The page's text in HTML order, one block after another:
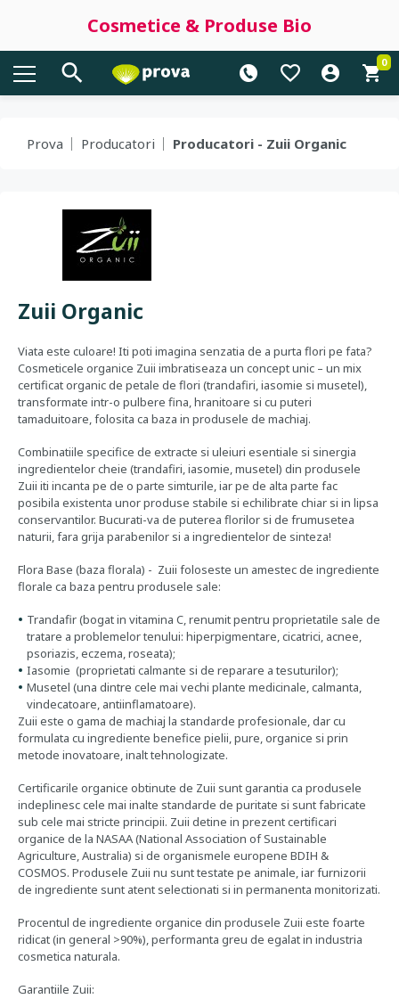
Cosmetice & Produse Bio
0
Prova Producatori Producatori - Zuii Organic
Zuii Organic
Viata este culoare! Iti poti imagina senzatia de a purta flori pe fata?
Cosmeticele organice Zuii imbratiseaza un concept unic – un mix
certificat organic de petale de flori (trandafiri, iasomie si musetel),
transformate intr-o pulbere fina, hranitoare si cu puteri
tamaduitoare, folosita ca baza in produsele de machiaj.
Combinatiile specifice de extracte si uleiuri esentiale si sinergia
ingredientelor cheie (trandafiri, iasomie, musetel) din produsele
Zuii iti incanta pe de o parte simturile, iar pe de alta parte fac
posibila existenta unor produse stabile si echilibrate chiar si in lipsa
conservantilor. Bucurati-va de puterea florilor si de frumusetea
naturii, fara grija parabenilor si a ingredientelor de sinteza!
Flora Base (baza florala) - Zuii foloseste un amestec de ingrediente
florale ca baza pentru produsele sale:
Trandafir (bogat in vitamina C, renumit pentru proprietatile sale de
tratare a problemelor tenului: hiperpigmentare, cicatrici, acnee,
psoriazis, eczema, roseata);
Iasomie (proprietati calmante si de reparare a tesuturilor);
Musetel (una dintre cele mai vechi plante medicinale, calmanta,
vindecatoare, antiinflamatoare).
Zuii este o gama de machiaj la standarde profesionale, dar cu
formulata cu ingrediente benefice pielii, pure, organice si prin
metode inovatoare, inalt tehnologizate.
Certificarile organice obtinute de Zuii sunt garantia ca produsele
indeplinesc cele mai inalte standarde de puritate si sunt fabricate
sub cele mai stricte principii. Zuii detine in prezent certificari
organice de la NASAA (National Association of Sustainable
Agriculture, Australia) si de organismele europene BDIH &
COSMOS. Produsele Zuii nu sunt testate pe animale, iar furnizorii
de ingrediente sunt atent selectionati si in permanenta monitorizati.
Procentul de ingrediente organice din produsele Zuii este foarte
ridicat (in general >90%), performanta greu de egalat in industria
cosmetica naturala.
Garantiile Zuii: